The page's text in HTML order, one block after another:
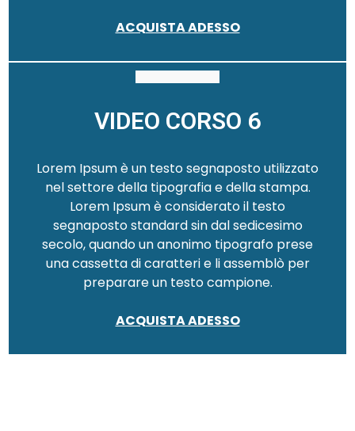
ACQUISTA ADESSO
VIDEO CORSO 6
Lorem Ipsum è un testo segnaposto utilizzato
nel settore della tipografia e della stampa.
Lorem Ipsum è considerato il testo
segnaposto standard sin dal sedicesimo
secolo, quando un anonimo tipografo prese
una cassetta di caratteri e li assemblò per
preparare un testo campione.
ACQUISTA ADESSO